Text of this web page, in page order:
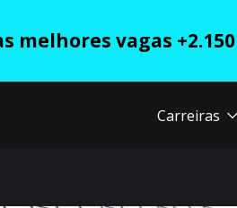
melhores vagas
Carreiras